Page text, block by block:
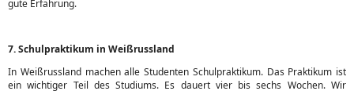
gute Erfahrung.
7. Schulpraktikum in Weißrussland
In Weißrussland machen alle Studenten Schulpraktikum. Das Praktikum ist
ein wichtiger Teil des Studiums. Es dauert vier bis sechs Wochen. Wir